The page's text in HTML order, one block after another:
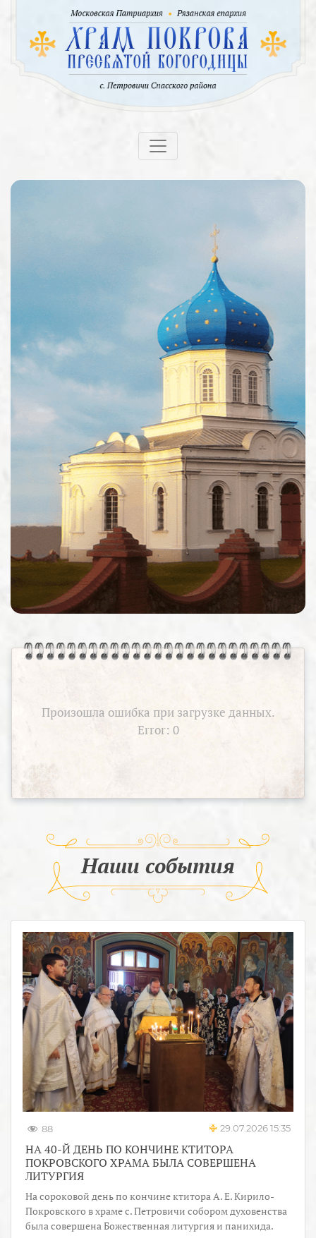
Произошла ошибка при загрузке данных.
Error: 0
Наши события
88 29.07.2026 15:35
НА 40-Й ДЕНЬ ПО КОНЧИНЕ КТИТОРА
ПОКРОВСКОГО ХРАМА БЫЛА СОВЕРШЕНА
ЛИТУРГИЯ
На сороковой день по кончине ктитора А. Е. Кирило-
Покровского в храме с. Петровичи собором духовенства
была совершена Божественная литургия и панихида.